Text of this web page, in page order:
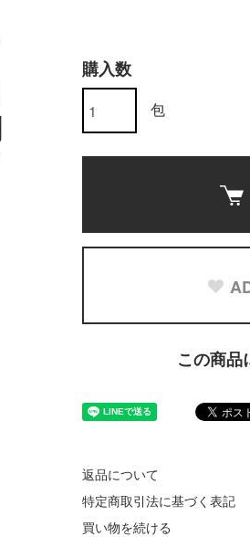
購入数
包
この商品
返品について
特定商取引法に基づく表記
買い物を続ける